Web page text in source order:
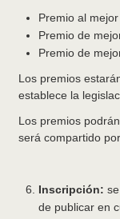
Premio al
Premio de
Premio de
Los premios
establece la
Los premios
será compartido
Inscripción:
de publicar en